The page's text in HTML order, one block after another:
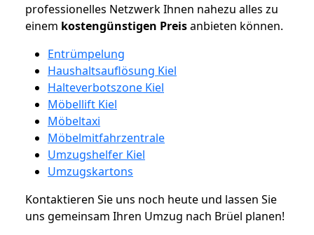
professionelles Netzwerk Ihnen nahezu alles zu
einem kostengünstigen Preisanbieten können.
Entrümpelung
Haushaltsauflösung Kiel
Halteverbotszone Kiel
Möbellift Kiel
Möbeltaxi
Möbelmitfahrzentrale
Umzugshelfer Kiel
Umzugskartons
Kontaktieren Sie uns noch heute und lassen Sie
uns gemeinsam Ihren Umzug nach Brüel planen!